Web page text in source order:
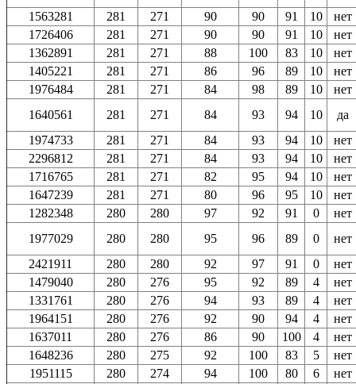
1563281
281 271 90 90 91 10
нет
1726406
281 271 90 90 91 10
нет
1362891
281 271 88 100 83 10
нет
1405221
281 271 86 96 89 10
нет
1976484
281 271 84 98 89 10
нет
1640561
281 271 84 93 94 10
да
1974733
281 271 84 93 94 10
нет
2296812
281 271 84 93 94 10
нет
1716765
281 271 82 95 94 10
нет
1647239
281 271 80 96 95 10
нет
1282348
280 280 97 92 91 0
нет
1977029
280 280 95 96 89 0
нет
2421911
280 280 92 97 91 0
нет
1479040
280 276 95 92 89 4
нет
1331761
280 276 94 93 89 4
нет
1964151
280 276 92 90 94 4
нет
1637011
280 276 86 90 100 4
нет
1648236
280 275 92 100 83 5
нет
1951115
280 274 94 100 80 6 нет